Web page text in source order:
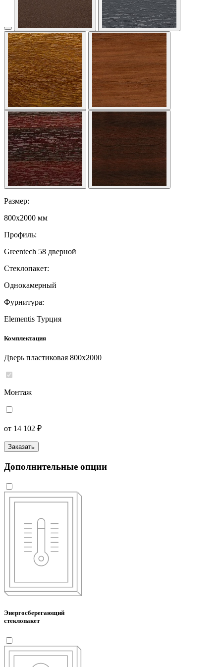
Размер:
800x2000 мм
Профиль:
Greentech 58 дверной
Стеклопакет:
Однокамерный
Фурнитура:
Elementis Турция
Комплектация
Дверь пластиковая 800x2000
Монтаж
от 14 102 ₽
Заказать
Дополнительные опции
Энергосберегающий
стеклопакет